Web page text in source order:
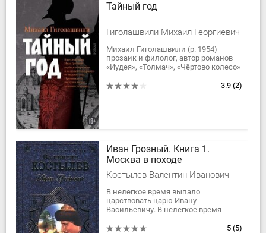
Тайный год
Гиголашвили Михаил Георгиевич
Михаил Гиголашвили (р. 1954) –
прозаик и филолог, автор романов
«Иудея», «Толмач», «Чёртово колесо»
книга»), «Захват Московии»...
3.9 (2)
Иван Грозный. Книга 1.
Москва в походе
Костылев Валентин Иванович
В нелегкое время выпало
царствовать царю Ивану
Васильевичу. В нелегкое время
Чохова и красавицы Ольги. В
5 (5)